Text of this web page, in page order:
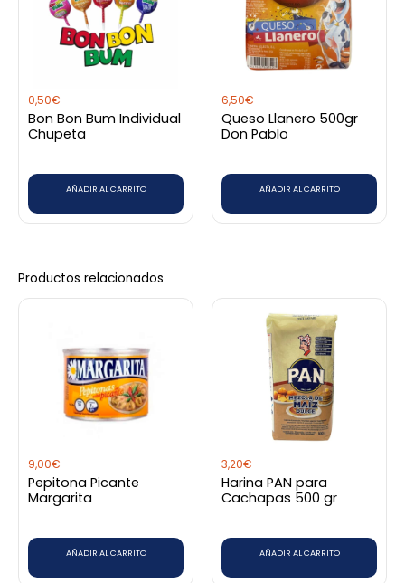
0,50€
Bon Bon Bum Individual
Chupeta
AÑADIR AL CARRITO
6,50€
Queso Llanero 500gr
Don Pablo
AÑADIR AL CARRITO
Productos relacionados
9,00€
Pepitona Picante
Margarita
AÑADIR AL CARRITO
3,20€
Harina PAN para
Cachapas 500 gr
AÑADIR AL CARRITO